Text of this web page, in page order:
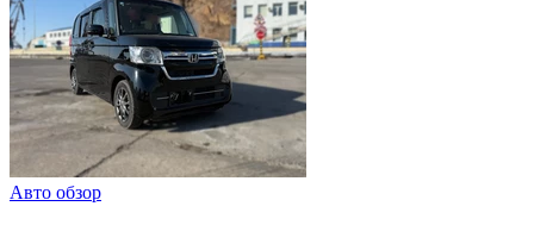
Авто обзор